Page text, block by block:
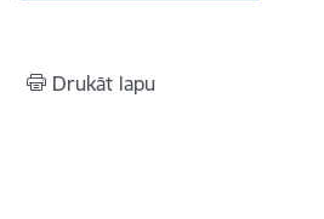
Drukāt lapu